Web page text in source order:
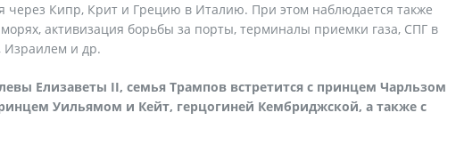
Кипр, Крит и Грецию в Италию. При этом наблюдается также
активизация борьбы за порты, терминалы приемки газа, СПГ в
и др.
Елизаветы II, семья Трампов встретится с принцем Чарльзом
Уильямом и Кейт, герцогиней Кембриджской, а также с